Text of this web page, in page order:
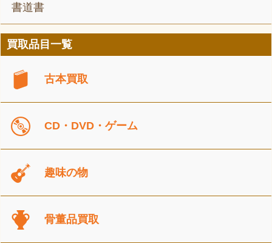
書道書
買取品目一覧
古本買取
CD・DVD・ゲーム
趣味の物
骨董品買取